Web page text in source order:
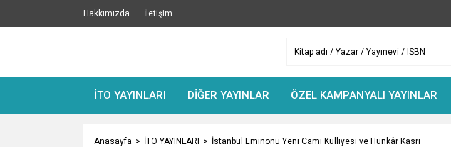
Hakkımızda İletişim
İTO YAYINLARI DİĞER YAYINLAR ÖZEL KAMPANYALI YAYINLAR
Anasayfa İTO YAYINLARI İstanbul Eminönü Yeni Cami Külliyesi ve Hünkâr Kasrı